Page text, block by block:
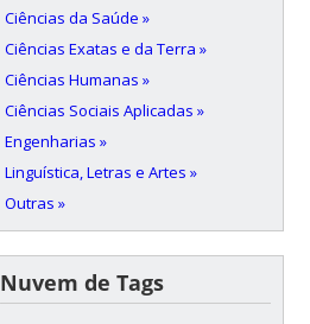
Ciências da Saúde »
Ciências Exatas e da Terra »
Ciências Humanas »
Ciências Sociais Aplicadas »
Engenharias »
Linguística, Letras e Artes »
Outras »
Nuvem de Tags